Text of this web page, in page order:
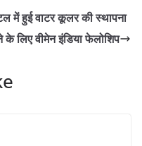
में हुई वाटर कूलर की स्थापना
के लिए वीमेन इंडिया फेलोशिप